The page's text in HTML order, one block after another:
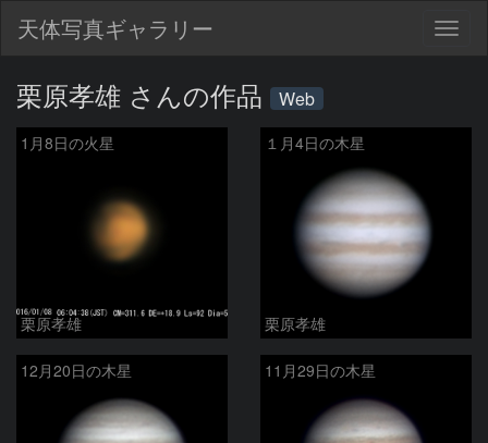
天体写真ギャラリー
栗原孝雄 さんの作品 Web
1月8日の火星
栗原孝雄
１月4日の木星
栗原孝雄
12月20日の木星 11月29日の木星